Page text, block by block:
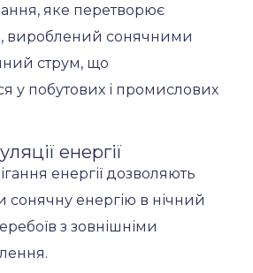
яке перетворює
вироблений сонячними
струм, що
у побутових і промислових
енергії
енергії дозволяють
сонячну енергію в нічний
з зовнішніми